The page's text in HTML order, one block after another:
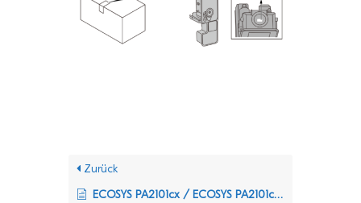
Zurück
ECOSYS PA2101cx / ECOSYS PA2101cwx